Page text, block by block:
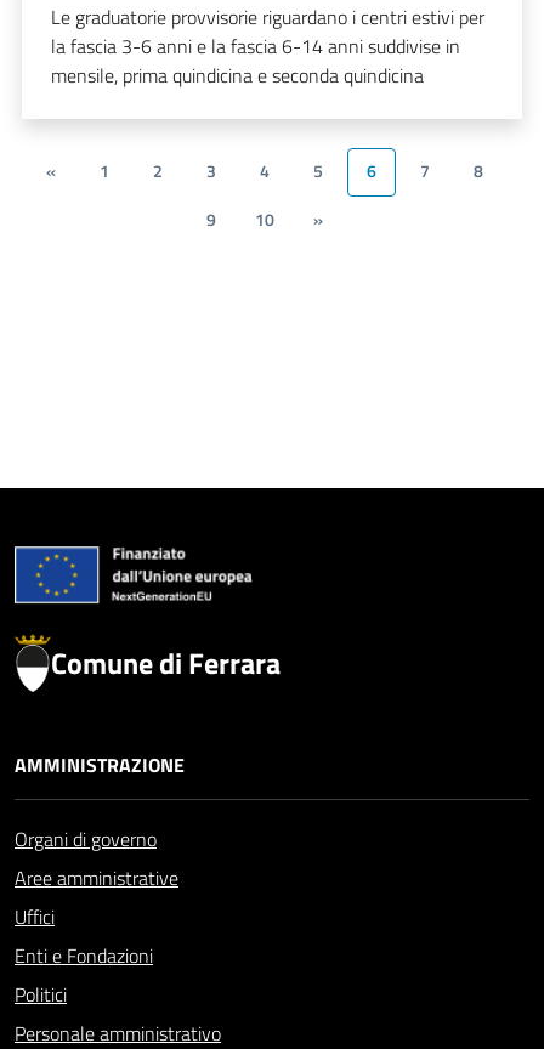
Le graduatorie provvisorie riguardano i centri estivi per
la fascia 3-6 anni e la fascia 6-14 anni suddivise in
mensile, prima quindicina e seconda quindicina
« 1 2 3 4 5 6 7
8
9
10 »
Comune di Ferrara
AMMINISTRAZIONE
Organi di governo
Aree amministrative
Uffici
Enti e Fondazioni
Politici
Personale amministrativo